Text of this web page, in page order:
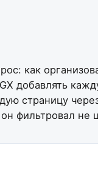
как
добавлять
страницу
фильтровал